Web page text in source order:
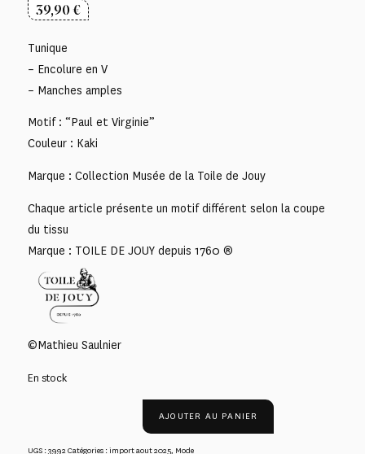
39,90€
Tunique
– Encolure en V
– Manches amples
Motif : “Paul et Virginie”
Couleur : Kaki
Marque : Collection Musée de la Toile de Jouy
Chaque article présente un motif différent selon la coupe
du tissu
Marque : TOILE DE JOUY depuis 1760 ®
©Mathieu Saulnier
En stock
AJOUTER AU PANIER
UGS :3992Catégories :import aout 2025, Mode